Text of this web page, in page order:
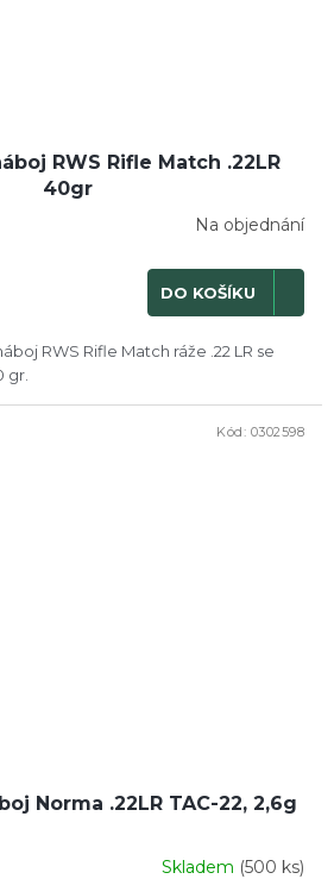
RWS Rifle Match .22LR
40gr
Na objednání
DO KOŠÍKU
RWS Rifle Match ráže .22 LR se
gr.
Norma .22LR TAC-22, 2,6g
Skladem (500 ks)
Kód: 0302598